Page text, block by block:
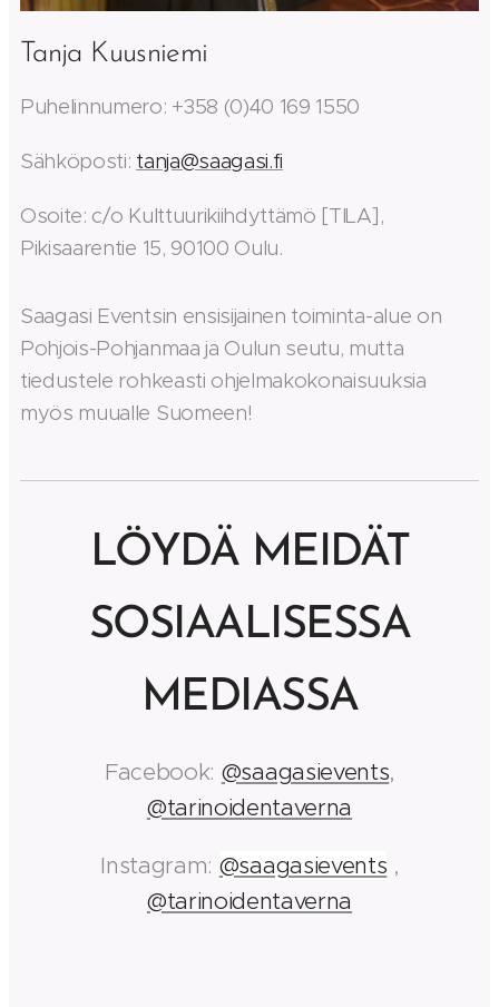
Tanja Kuusniemi
Puhelinnumero: +358 (0)40 169 1550
Sähköposti: tanja@saagasi.fi
Osoite: c/o Kulttuurikiihdyttämö [TILA],
Pikisaarentie 15, 90100 Oulu.
Saagasi Eventsin ensisijainen toiminta-alue on
Pohjois-Pohjanmaa ja Oulun seutu, mutta
tiedustele rohkeasti ohjelmakokonaisuuksia
myös muualle Suomeen!
LÖYDÄ MEIDÄT
SOSIAALISESSA
MEDIASSA
Facebook: @saagasievents,
@tarinoidentaverna
Instagram: @saagasievents ,
@tarinoidentaverna